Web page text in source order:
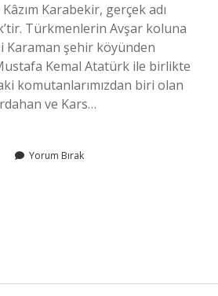
Karabekir, gerçek adı
Türkmenlerin Avşar koluna
Karaman şehir köyünden
Kemal Atatürk ile birlikte
komutanlarımızdan biri olan
ve Kars…
Yorum Bırak